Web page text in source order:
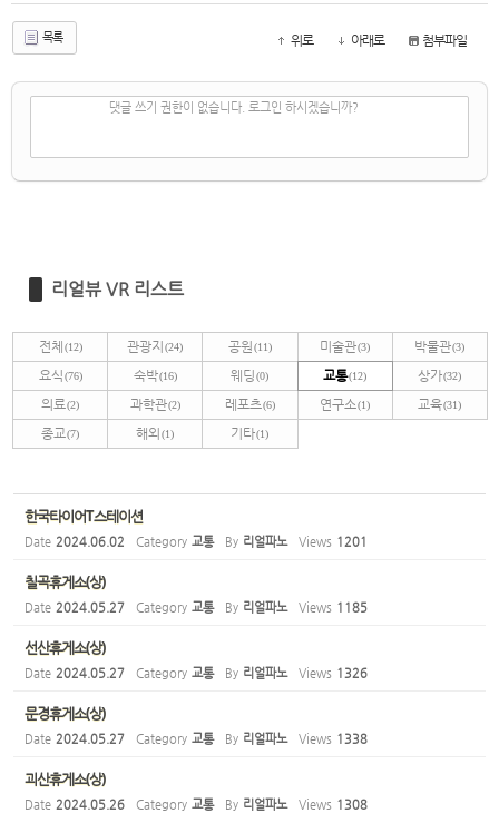
목록 위로 아래로 첨부파일
댓글 쓰기 권한이 없습니다. 로그인 하시겠습니까?
리얼뷰 VR 리스트
전체(12) 관광지 (24) 공원(11) 미술관(3) 박물관(3)
요식(76) 숙박(16) 웨딩 (0) 교통(12) 상가(32)
의료(2) 과학관(2) 레포츠(6) 연구소(1) 교육(31)
종교(7) 해외 (1) 기타(1)
한국타이어T스테이션
Date 2024.06.02 Category 교통 By 리얼파노 Views 1201
칠곡휴게소(상)
Date 2024.05.27 Category 교통 By 리얼파노 Views 1185
선산휴게소(상)
Date 2024.05.27 Category 교통 By 리얼파노 Views 1326
문경휴게소(상)
Date 2024.05.27 Category 교통 By 리얼파노 Views 1338
괴산휴게소(상)
Date 2024.05.26 Category 교통 By 리얼파노 Views 1308